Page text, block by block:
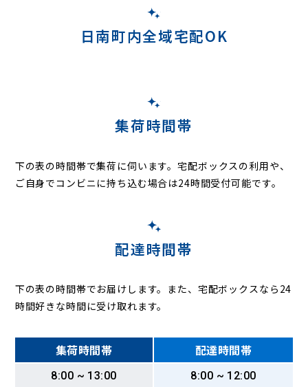
日南町内全域宅配OK
集荷時間帯
下の表の時間帯で集荷に伺います。宅配ボックスの利用や、
ご自身でコンビニに持ち込む場合は24時間受付可能です。
配達時間帯
下の表の時間帯でお届けします。また、宅配ボックスなら24
時間好きな時間に受け取れます。
集荷時間帯 配達時間帯
8:00 ~ 13:00
8:00 ~ 12:00